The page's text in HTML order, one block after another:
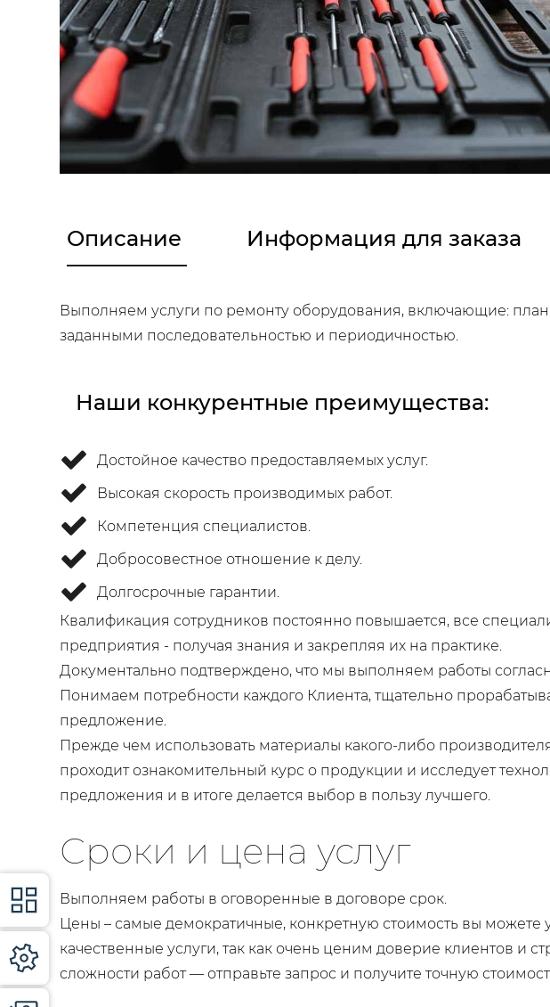
Описание Информация для заказа
Выполняем услуги по ремонту оборудования, включающие:
заданными по­следовательностью и периодичностью.
Наши конкурентные преимущества:
Достойное качество предоставляемых услуг.
Высокая скорость производимых работ.
Компетенция специалистов.
Добросовестное отношение к делу.
Долгосрочные гарантии.
Квалификация сотрудников постоянно повышается, все
предприятия - получая знания и закрепляя их на практике.
Документально подтверждено, что мы выполняем работы
Понимаем потребности каждого Клиента, тщательно
предложение.
Прежде чем использовать материалы какого-либо
проходит ознакомительный курс о продукции и исследует
предложения и в итоге делается выбор в пользу лучшего.
Сроки и цена услуг
Выполняем работы в оговоренные в договоре срок.
Цены – самые демократичные, конкретную стоимость вы
качественные услуги, так как очень ценим доверие клиентов и
сложности работ — отправьте запрос и получите точную